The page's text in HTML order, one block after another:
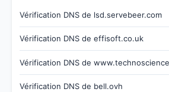
Vérification DNS de lsd.servebeer.com
Vérification DNS de effisoft.co.uk
Vérification DNS de
Vérification DNS de bell.ovh